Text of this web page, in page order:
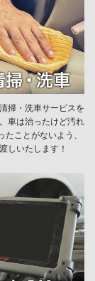
掃・洗車サービスを
車は治ったけど汚れ
たことがないよう、
しいたします！